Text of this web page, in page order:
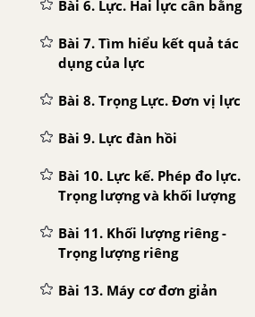
Bài 6. Lực. Hai lực cân bằng
Bài 7. Tìm hiểu kết quả tác
dụng của lực
Bài 8. Trọng Lực. Đơn vị lực
Bài 9. Lực đàn hồi
Bài 10. Lực kế. Phép đo lực.
Trọng lượng và khối lượng
Bài 11. Khối lượng riêng -
Trọng lượng riêng
Bài 13. Máy cơ đơn giản